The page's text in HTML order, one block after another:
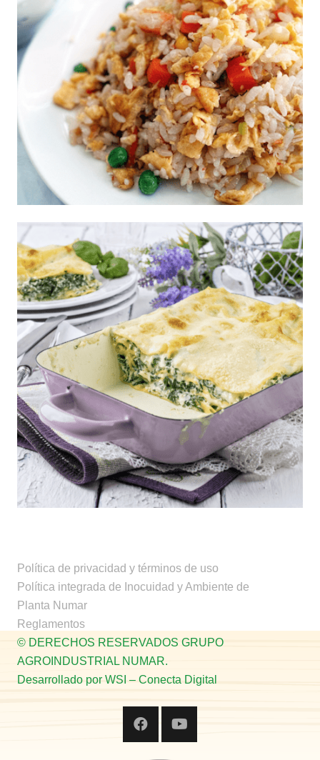
Arroz Chino fácil
Política de privacidad y términos de uso
Política integrada de Inocuidad y Ambiente de
Planta Numar
Reglamentos
© DERECHOS RESERVADOS GRUPO
AGROINDUSTRIAL NUMAR.
Desarrollado por WSI – Conecta Digital